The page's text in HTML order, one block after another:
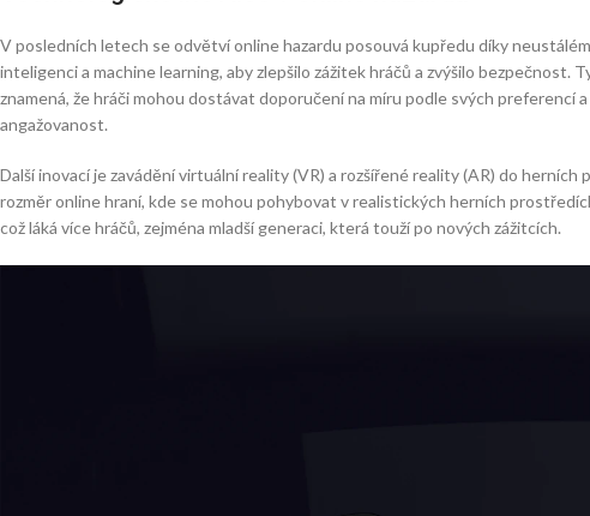
V posledních letech se odvětví online hazardu posouvá kupředu díky
inteligenci a machine learning, aby zlepšilo zážitek hráčů a zvýšilo bezpečnost.
znamená, že hráči mohou dostávat doporučení na míru podle svých preferencí
angažovanost.
Další inovací je zavádění virtuální reality (VR) a rozšířené reality (AR) do
rozměr online hraní, kde se mohou pohybovat v realistických herních
což láká více hráčů, zejména mladší generaci, která touží po nových zážitcích.